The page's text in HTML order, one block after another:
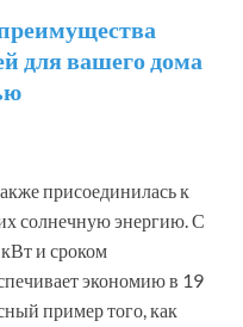
для вашего дома
присоединилась к
солнечную энергию. С
и сроком
экономию в 19
пример того, как